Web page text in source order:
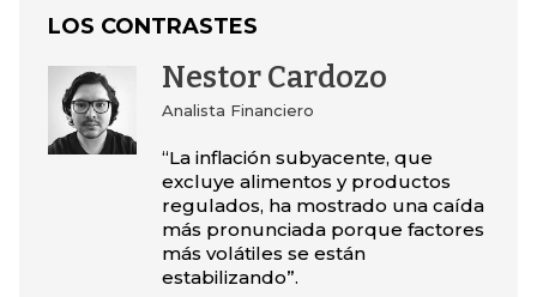
LOS CONTRASTES
Nestor Cardozo
Analista Financiero
“La inflación subyacente, que
excluye alimentos y productos
regulados, ha mostrado una caída
más pronunciada porque factores
más volátiles se están
estabilizando”.